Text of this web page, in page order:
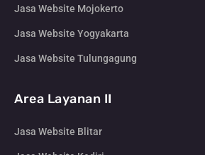
Jasa Website Mojokerto
Jasa Website Yogyakarta
Jasa Website Tulungagung
Area Layanan II
Jasa Website Blitar